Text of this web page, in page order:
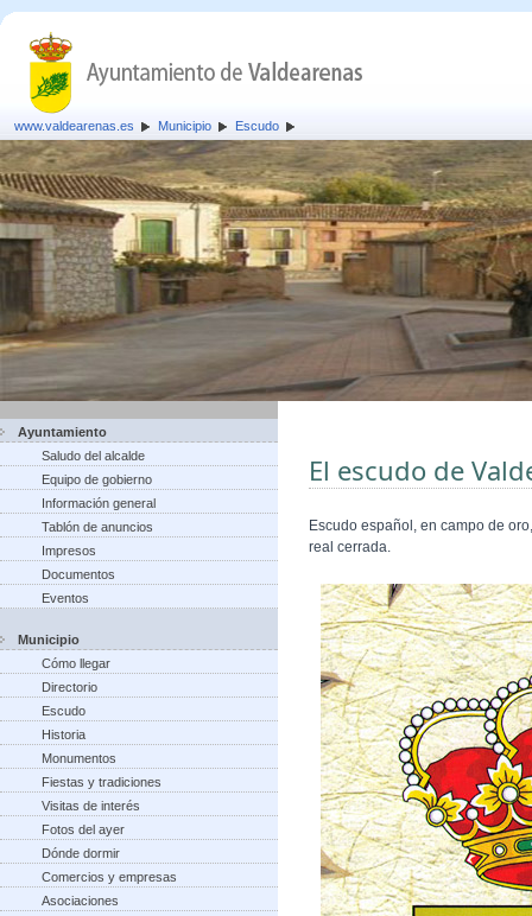
www.valdearenas.es Municipio Escudo
Ayuntamiento
Saludo del alcalde
Equipo de gobierno
Información general
Tablón de anuncios
Impresos
Documentos
Eventos
Municipio
Cómo llegar
Directorio
Escudo
Historia
Monumentos
Fiestas y tradiciones
Visitas de interés
Fotos del ayer
Dónde dormir
Comercios y empresas
Asociaciones
El escudo de
Escudo español, en campo de
real cerrada.